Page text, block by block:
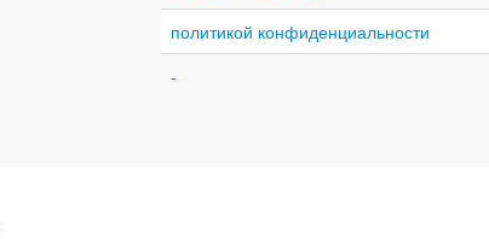
политикой конфиденциальности
-